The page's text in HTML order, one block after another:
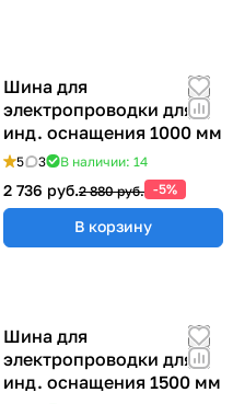
Шина для
электропроводки для
инд. оснащения 1000 мм
5 3 В наличии: 14
2 736 руб.2 880 руб. -5%
В корзину
Шина для
электропроводки для
инд. оснащения 1500 мм